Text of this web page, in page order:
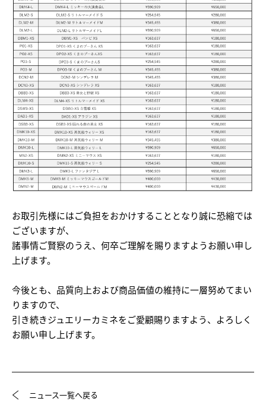
お取引先様にはご負担をおかけすることとなり誠に恐縮では
ございますが、
諸事情ご賢察のうえ、何卒ご理解を賜りますようお願い申し
上げます。
今後とも、品質向上および商品価値の維持に一層努めてまい
りますので、
引き続きジュエリーカミネをご愛顧賜りますよう、よろしく
お願い申し上げます。
ニュース一覧へ戻る